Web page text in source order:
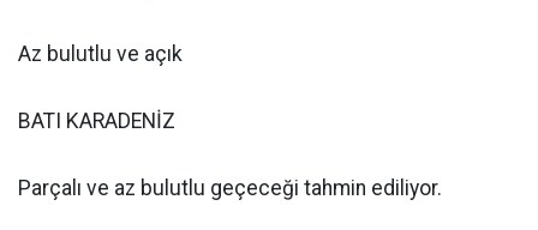
Az bulutlu ve açık
BATI KARADENİZ
Parçalı ve az bulutlu geçeceği tahmin ediliyor.